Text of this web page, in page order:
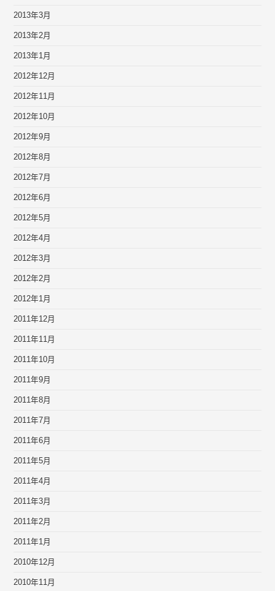
2013年3月
2013年2月
2013年1月
2012年12月
2012年11月
2012年10月
2012年9月
2012年8月
2012年7月
2012年6月
2012年5月
2012年4月
2012年3月
2012年2月
2012年1月
2011年12月
2011年11月
2011年10月
2011年9月
2011年8月
2011年7月
2011年6月
2011年5月
2011年4月
2011年3月
2011年2月
2011年1月
2010年12月
2010年11月